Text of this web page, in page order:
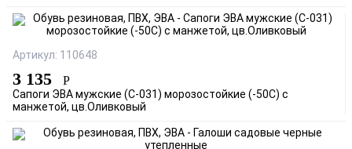
Артикул: 110648
3 135 Р
Сапоги ЭВА мужские (С-031) морозостойкие (-50С) с
манжетой, цв.Оливковый